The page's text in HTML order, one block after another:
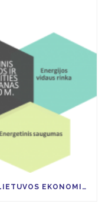
14 MLRD. EURŲ INVESTICIJŲ Į LIETUVOS EKONOMIKĄ TAM KAD IKI 2030 M. ŠESD SUMAŽĖTŲ 9 PROC.